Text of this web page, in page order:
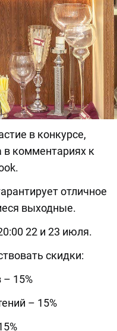
в конкурсе,
в комментариях к
отличное
выходные.
22 и 23 июля.
скидки:
15%
– 15%